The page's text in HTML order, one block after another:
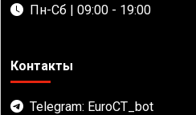
Пн-Сб | 09:00 - 19:00
Контакты
Telegram: EuroCT_bot